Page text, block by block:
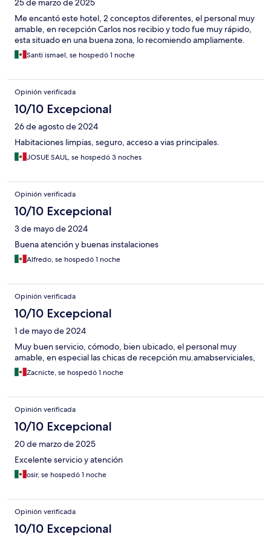
25 de marzo de 2025
Me encantó este hotel, 2 conceptos diferentes, el personal muy
amable, en recepción Carlos nos recibio y todo fue muy rápido,
esta situado en una buena zona, lo recomiendo ampliamente.
Santi ismael, se hospedó 1 noche
Opinión verificada
10/10 Excepcional
26 de agosto de 2024
Habitaciones limpias, seguro, acceso a vias principales.
JOSUE SAUL, se hospedó 3 noches
Opinión verificada
10/10 Excepcional
3 de mayo de 2024
Buena atención y buenas instalaciones
Alfredo, se hospedó 1 noche
Opinión verificada
10/10 Excepcional
1 de mayo de 2024
Muy buen servicio, cómodo, bien ubicado, el personal muy
amable, en especial las chicas de recepción mu.amabserviciales,
Zacnicte, se hospedó 1 noche
Opinión verificada
10/10 Excepcional
20 de marzo de 2025
Excelente servicio y atención
osir, se hospedó 1 noche
Opinión verificada
10/10 Excepcional